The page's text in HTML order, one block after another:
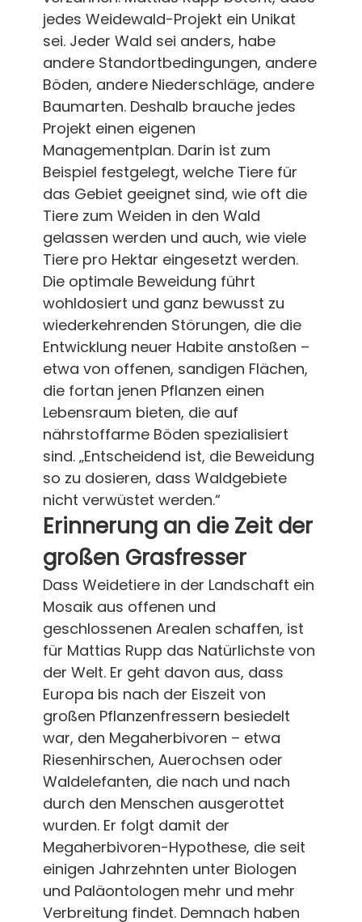
jedes Weidewald-Projekt ein Unikat
sei. Jeder Wald sei anders, habe
andere Standortbedingungen, andere
Böden, andere Niederschläge, andere
Baumarten. Deshalb brauche jedes
Projekt einen eigenen
Managementplan. Darin ist zum
Beispiel festgelegt, welche Tiere für
das Gebiet geeignet sind, wie oft die
Tiere zum Weiden in den Wald
gelassen werden und auch, wie viele
Tiere pro Hektar eingesetzt werden.
Die optimale Beweidung führt
wohldosiert und ganz bewusst zu
wiederkehrenden Störungen, die die
Entwicklung neuer Habite anstoßen –
etwa von offenen, sandigen Flächen,
die fortan jenen Pflanzen einen
Lebensraum bieten, die auf
nährstoffarme Böden spezialisiert
sind. „Entscheidend ist, die Beweidung
so zu dosieren, dass Waldgebiete
nicht verwüstet werden.“
Erinnerung an die Zeit der
großen Grasfresser
Dass Weidetiere in der Landschaft ein
Mosaik aus offenen und
geschlossenen Arealen schaffen, ist
für Mattias Rupp das Natürlichste von
der Welt. Er geht davon aus, dass
Europa bis nach der Eiszeit von
großen Pflanzenfressern besiedelt
war, den Megaherbivoren – etwa
Riesenhirschen, Auerochsen oder
Waldelefanten, die nach und nach
durch den Menschen ausgerottet
wurden. Er folgt damit der
Megaherbivoren-Hypothese, die seit
einigen Jahrzehnten unter Biologen
und Paläontologen mehr und mehr
Verbreitung findet. Demnach haben